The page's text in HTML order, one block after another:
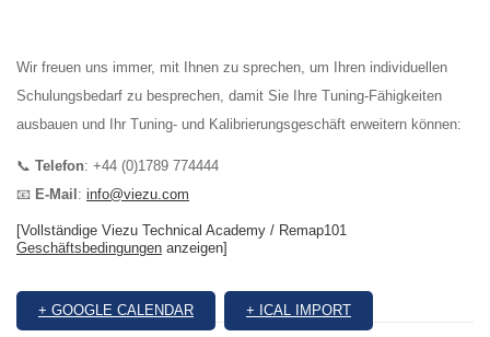
Wir freuen uns immer, mit Ihnen zu sprechen, um Ihren individuellen
Schulungsbedarf zu besprechen, damit Sie Ihre Tuning-Fähigkeiten
ausbauen und Ihr Tuning- und Kalibrierungsgeschäft erweitern können:
📞 Telefon: +44 (0)1789 774444
📧 E-Mail: info@viezu.com
[Vollständige Viezu Technical Academy / Remap101
Geschäftsbedingungen anzeigen]
+ GOOGLE CALENDAR + ICAL IMPORT